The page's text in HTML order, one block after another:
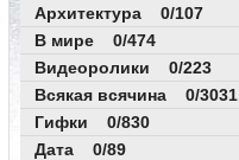
Архитектура 0/107
В мире 0/474
Видеоролики 0/223
Всякая всячина 0/3031
Гифки 0/830
Дата 0/89